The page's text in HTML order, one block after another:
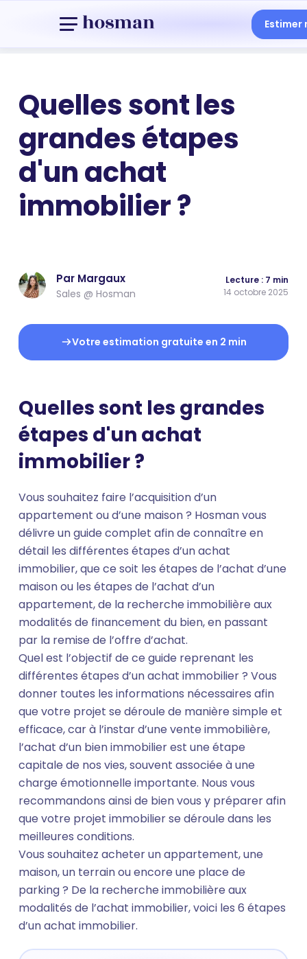
Estimer
Quelles sont les
grandes étapes
d'un achat
immobilier ?
Par Margaux
Sales @ Hosman
Lecture : 7 min
14 octobre 2025
Votre estimation gratuite en 2 min
Quelles sont les grandes
étapes d'un achat
immobilier ?
Vous souhaitez faire l’acquisition d’un
appartement ou d’une maison ? Hosman vous
délivre un guide complet afin de connaître en
détail les différentes étapes d’un achat
immobilier, que ce soit les étapes de l’achat d’une
maison ou les étapes de l’achat d’un
appartement, de la recherche immobilière aux
modalités de financement du bien, en passant
par la remise de l’offre d’achat.
Quel est l’objectif de ce guide reprenant les
différentes étapes d’un achat immobilier ? Vous
donner toutes les informations nécessaires afin
que votre projet se déroule de manière simple et
efficace, car à l’instar d’une vente immobilière,
l’achat d’un bien immobilier est une étape
capitale de nos vies, souvent associée à une
charge émotionnelle importante. Nous vous
recommandons ainsi de bien vous y préparer afin
que votre projet immobilier se déroule dans les
meilleures conditions.
Vous souhaitez acheter un appartement, une
maison, un terrain ou encore une place de
parking ? De la recherche immobilière aux
modalités de l’achat immobilier, voici les 6 étapes
d’un achat immobilier.